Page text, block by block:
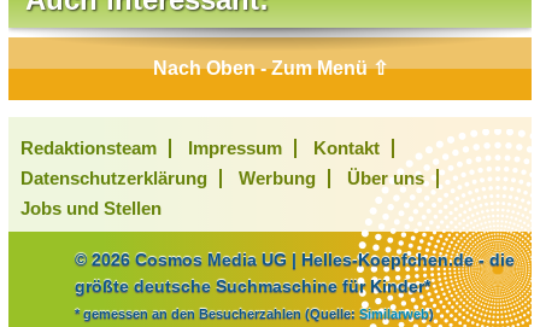
Nach Oben - Zum Menü ⇧
Redaktionsteam Impressum
Kontakt
Datenschutzerklärung
Werbung
Über uns
Jobs und Stellen
© 2026 Cosmos Media UG | Helles-Koepfchen.de - die
größte deutsche Suchmaschine für Kinder*
* gemessen an den Besucherzahlen (Quelle: Similarweb)